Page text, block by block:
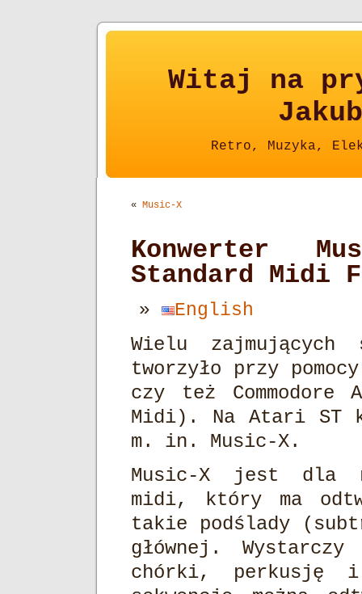
Witaj na
Retro, Muzyka,
« Music-X
Konwerter
Standard Midi
English
Wielu
tworzyło przy
czy też Commodore
Midi). Na Atari ST
m. in. Music-X.
Music-X jest dla
midi, który ma
takie podślady
głównej. Wystarczy
chórki, perkusję